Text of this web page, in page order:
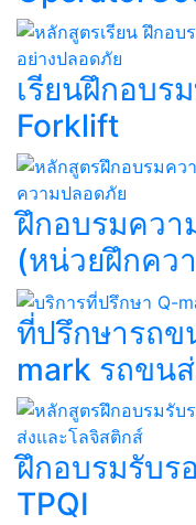
เรียนฝึกอบร
Forklift​
ฝึกอบรมควา
(หน่วยฝึกคว
ที่ปรึกษารถข
mark รถขน
ฝึกอบรมรับร
TPQI​